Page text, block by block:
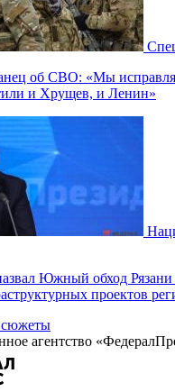
об СВО: «Мы
и Хрущев, и Ленин»
Южный обход
проектов
сюжеты
агентство